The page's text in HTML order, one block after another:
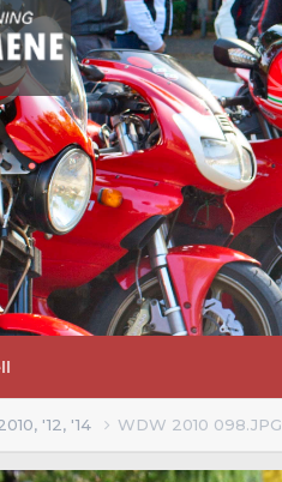
'12, '14 WDW 2010 098.JPG